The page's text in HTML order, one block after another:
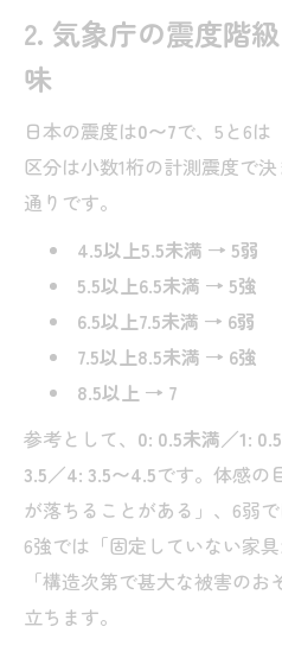
2. 気象庁の震度階
味
日本の震度は0〜7で、5と6は
区分は小数1桁の計測震度で
通りです。
4.5以上5.5未満 → 5弱
5.5以上6.5未満 → 5強
6.5以上7.5未満 → 6弱
7.5以上8.5未満 → 6強
8.5以上 → 7
参考として、 0: 0.5未満／1:
3.5／4: 3.5〜4.5です。体感の
が落ちることがある」、6弱
6強では「固定していない家
「構造次第で甚大な被害の
立ちます。